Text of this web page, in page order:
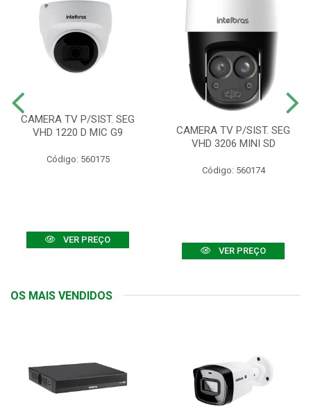
CAMERA TV P/SIST. SEG
VHD 1220 D MIC G9
Código: 560175
VER PREÇO
CAMERA TV P/SIST. SEG
VHD 3206 MINI SD
Código: 560174
VER PREÇO
OS MAIS VENDIDOS